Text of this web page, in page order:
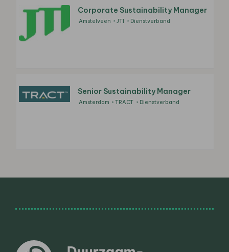
Corporate Sustainability Manager
Amstelveen JTI Dienstverband
Senior Sustainability Manager
Amsterdam TRACT Dienstverband